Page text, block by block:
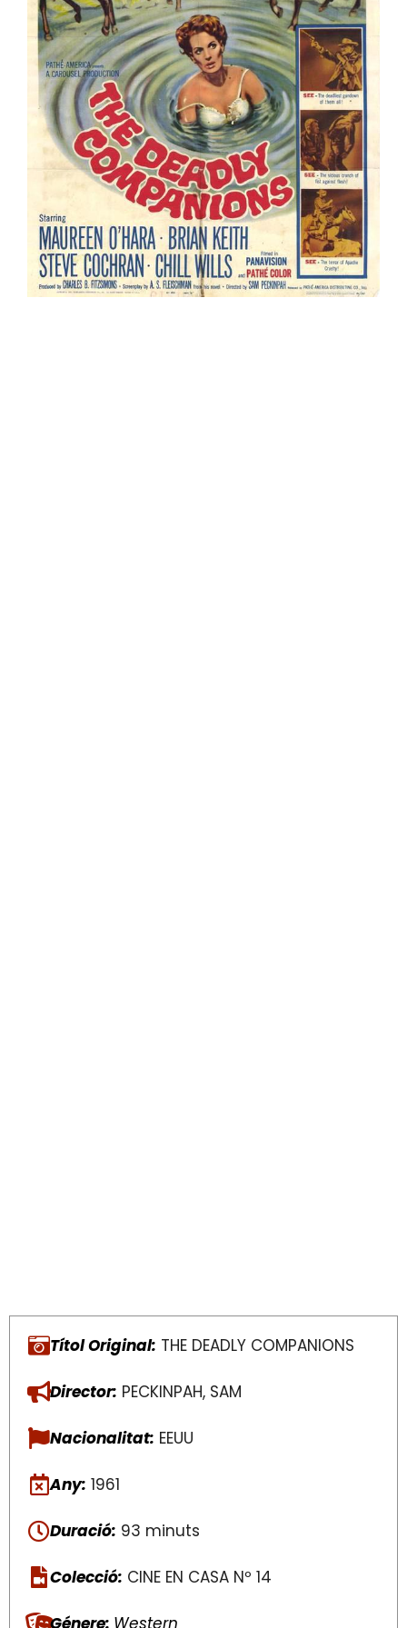
Títol Original: THE DEADLY COMPANIONS
Director: PECKINPAH, SAM
Nacionalitat: EEUU
Any: 1961
Duració: 93 minuts
Colecció: CINE EN CASA Nº 14
Génere: Western